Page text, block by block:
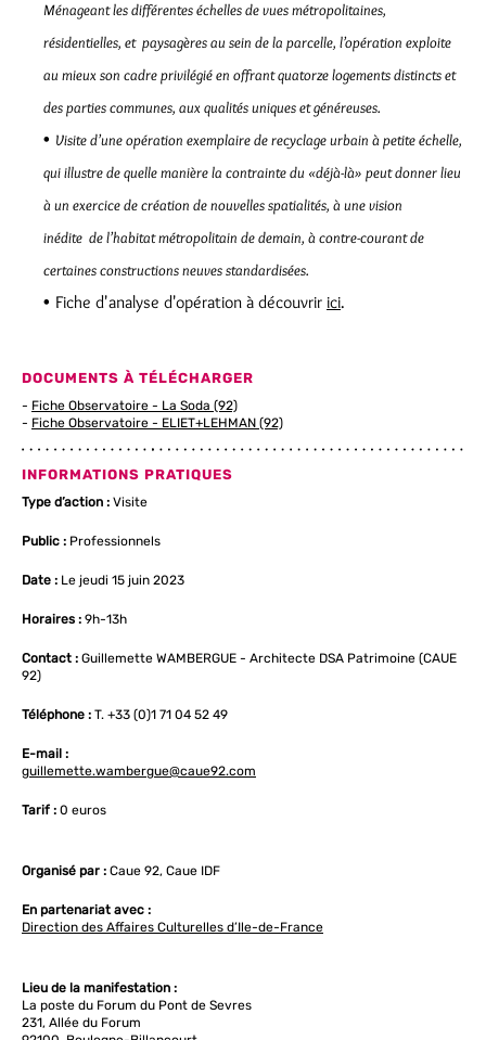
Ménageant les différentes échelles de vues métropolitaines,
résidentielles, et paysagères au sein de la parcelle, l’opération exploite
au mieux son cadre privilégié en offrant quatorze logements distincts et
des parties communes, aux qualités uniques et généreuses.
Visite d’une opération exemplaire de recyclage urbain à petite échelle,
qui illustre de quelle manière la contrainte du «déjà-là» peut donner lieu
à un exercice de création de nouvelles spatialités, à une vision
inédite de l’habitat métropolitain de demain, à contre-courant de
certaines constructions neuves standardisées.
Fiche d'analyse d'opération à découvrir ici.
DOCUMENTS À TÉLÉCHARGER
Fiche Observatoire - La Soda (92)
Fiche Observatoire - ELIET+LEHMAN (92)
INFORMATIONS PRATIQUES
Type d’action : Visite
Public : Professionnels
Date : Le jeudi 15 juin 2023
Horaires : 9h-13h
Contact : Guillemette WAMBERGUE - Architecte DSA Patrimoine (CAUE
92)
Téléphone : T. +33 (0)1 71 04 52 49
E-mail :
guillemette.wambergue@caue92.com
Tarif : 0 euros
Organisé par : Caue 92, Caue IDF
En partenariat avec :
Direction des Affaires Culturelles d’Ile-de-France
Lieu de la manifestation :
La poste du Forum du Pont de Sevres
231, Allée du Forum